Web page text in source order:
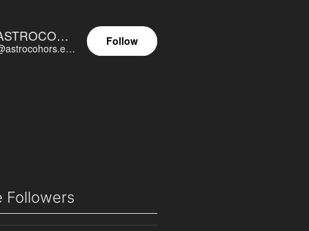
ASTROCOHORS EUNOIA ULTIMA
@astrocohors.eu@astrocohors.eu
Follow
Followers